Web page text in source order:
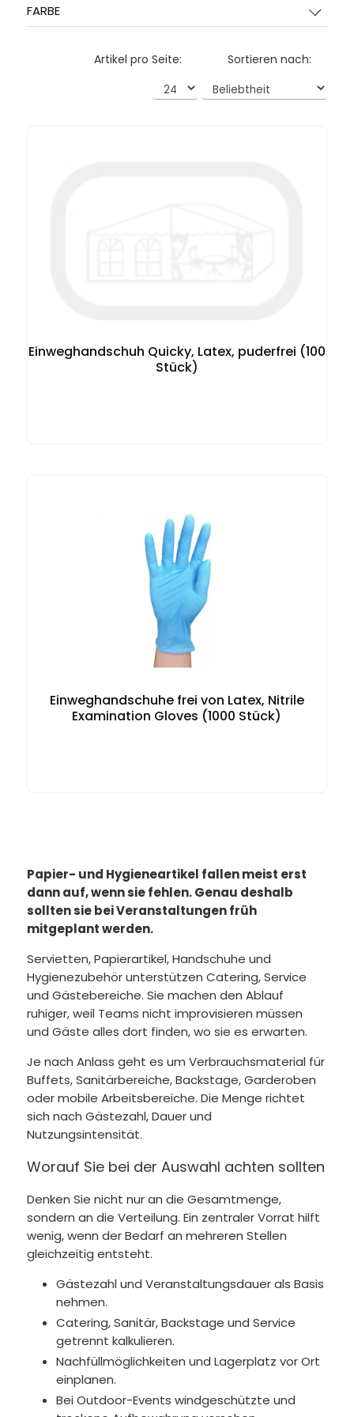
FARBE
Sortieren nach:
Artikel pro Seite:
Einweghandschuh Quicky, Latex, puderfrei (100
Stück)
Einweghandschuhe frei von Latex, Nitrile
Examination Gloves (1000 Stück)
Papier- und Hygieneartikel fallen meist erst
dann auf, wenn sie fehlen. Genau deshalb
sollten sie bei Veranstaltungen früh
mitgeplant werden.
Servietten, Papierartikel, Handschuhe und
Hygienezubehör unterstützen Catering, Service
und Gästebereiche. Sie machen den Ablauf
ruhiger, weil Teams nicht improvisieren müssen
und Gäste alles dort finden, wo sie es erwarten.
Je nach Anlass geht es um Verbrauchsmaterial für
Buffets, Sanitärbereiche, Backstage, Garderoben
oder mobile Arbeitsbereiche. Die Menge richtet
sich nach Gästezahl, Dauer und
Nutzungsintensität.
Worauf Sie bei der Auswahl achten sollten
Denken Sie nicht nur an die Gesamtmenge,
sondern an die Verteilung. Ein zentraler Vorrat hilft
wenig, wenn der Bedarf an mehreren Stellen
gleichzeitig entsteht.
Gästezahl und Veranstaltungsdauer als Basis
nehmen.
Catering, Sanitär, Backstage und Service
getrennt kalkulieren.
Nachfüllmöglichkeiten und Lagerplatz vor Ort
einplanen.
Bei Outdoor-Events windgeschützte und